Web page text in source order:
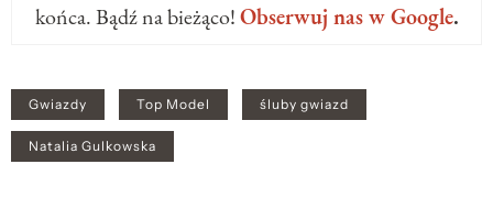
końca. Bądź na bieżąco!Obserwuj nas w Google.
Gwiazdy Top Model śluby gwiazd
Natalia Gulkowska